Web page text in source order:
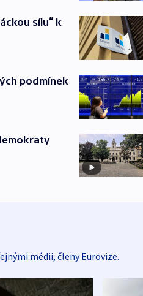
sílu“ k
podmínek
médii, členy Eurovize.